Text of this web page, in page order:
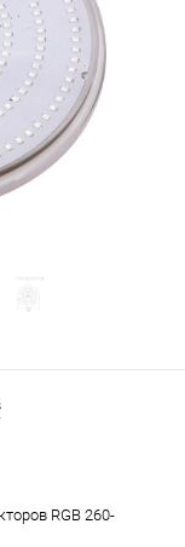
RGB 260-